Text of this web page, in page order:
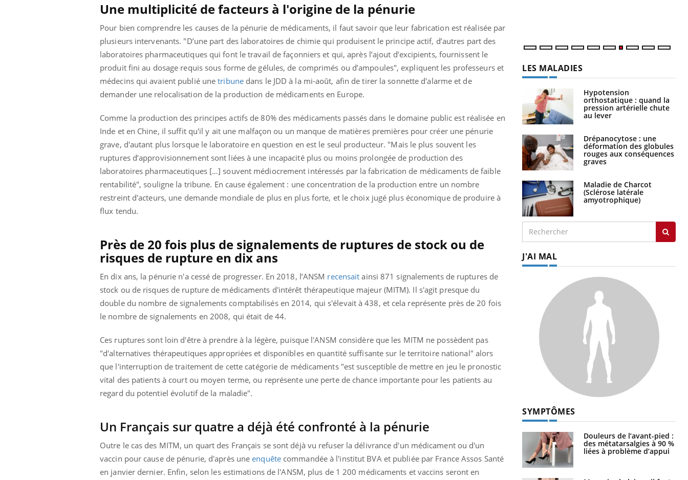
Une multiplicité de facteurs à l'origine de la pénurie
Pour bien comprendre les causes de la pénurie de médicaments, il faut savoir que leur fabrication est réalisée par
plusieurs intervenants. "D’une part des laboratoires de chimie qui produisent le principe actif, d’autres part des
laboratoires pharmaceutiques qui font le travail de façonniers et qui, après l’ajout d’excipients, fournissent le
produit fini au dosage requis sous forme de gélules, de comprimés ou d’ampoules", expliquent les professeurs et
médecins qui avaient publié unetribunedans le JDD à la mi-août, afin de tirer la sonnette d'alarme et de
demander une relocalisation de la production de médicaments en Europe.
Comme la production des principes actifs de 80% des médicaments passés dans le domaine public est réalisée en
Inde et en Chine, il suffit qu'il y ait une malfaçon ou un manque de matières premières pour créer une pénurie
grave, d'autant plus lorsque le laboratoire en question en est le seul producteur. "Mais le plus souvent les
ruptures d’approvisionnement sont liées à une incapacité plus ou moins prolongée de production des
laboratoires pharmaceutiques […] souvent médiocrement intéressés par la fabrication de médicaments de faible
rentabilité", souligne la tribune. En cause également : une concentration de la production entre un nombre
restreint d'acteurs, une demande mondiale de plus en plus forte, et le choix jugé plus économique de produire à
flux tendu.
Près de 20 fois plus de signalements de ruptures de stock ou de
risques de rupture en dix ans
En dix ans, la pénurie n'a cessé de progresser. En 2018, l’ANSM recensait ainsi 871 signalements de ruptures de
stock ou de risques de rupture de médicaments d'intérêt thérapeutique majeur (MITM). Il s'agit presque du
double du nombre de signalements comptabilisés en 2014, qui s'élevait à 438, et cela représente près de 20 fois
le nombre de signalements en 2008, qui était de 44.
Ces ruptures sont loin d'être à prendre à la légère, puisque l'ANSM considère que les MITM ne possèdent pas
"d'alternatives thérapeutiques appropriées et disponibles en quantité suffisante sur le territoire national" alors
que l'interruption de traitement de cette catégorie de médicaments "est susceptible de mettre en jeu le pronostic
vital des patients à court ou moyen terme, ou représente une perte de chance importante pour les patients au
regard du potentiel évolutif de la maladie".
Un Français sur quatre a déjà été confronté à la pénurie
Outre le cas des MITM, un quart des Français se sont déjà vu refuser la délivrance d'un médicament ou d'un
vaccin pour cause de pénurie, d'après uneenquêtecommandée à l'institut BVA et publiée par France Assos Santé
en janvier dernier. Enfin, selon les estimations de l'ANSM, plus de 1 200 médicaments et vaccins seront en
LES MALADIES
Hypotension
orthostatique : quand la
pression artérielle chute
au lever
Drépanocytose : une
déformation des globules
rouges aux conséquences
graves
Maladie de Charcot
(Sclérose latérale
amyotrophique)
J'AI MAL
SYMPTÔMES
Douleurs de l’avant-pied :
des métatarsalgies à 90 %
liées à problème d’appui